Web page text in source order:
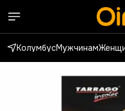
КолумбусМужчинам